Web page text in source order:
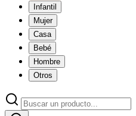
Infantil
Mujer
Casa
Bebé
Hombre
Otros